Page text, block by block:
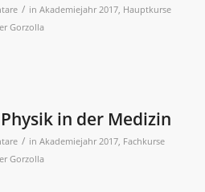
/ in Akademiejahr 2017, Hauptkurse
Gorzolla
Physik in der Medizin
/ in Akademiejahr 2017, Fachkurse
Gorzolla